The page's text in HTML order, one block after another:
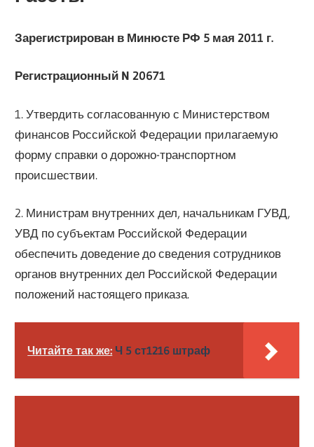
Зарегистрирован в Минюсте РФ 5 мая 2011 г.
Регистрационный N 20671
1. Утвердить согласованную с Министерством
финансов Российской Федерации прилагаемую
форму справки о дорожно-транспортном
происшествии.
2. Министрам внутренних дел, начальникам ГУВД,
УВД по субъектам Российской Федерации
обеспечить доведение до сведения сотрудников
органов внутренних дел Российской Федерации
положений настоящего приказа.
Читайте так же: Ч 5 ст1216 штраф